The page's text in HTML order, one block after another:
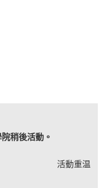
稍後活動。
活動重温